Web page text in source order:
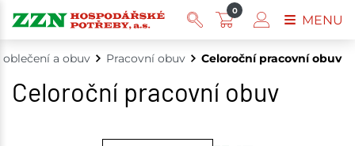
a obuv Pracovní obuv Celoroční pracovní obuv
Celoroční pracovní obuv
0
MENU